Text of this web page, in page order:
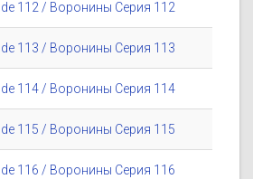
112 / Воронины Серия 112
113 / Воронины Серия 113
114 / Воронины Серия 114
115 / Воронины Серия 115
116 / Воронины Серия 116